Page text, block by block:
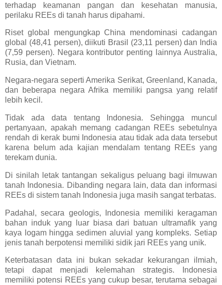
terhadap keamanan pangan dan kesehatan manusia,
perilaku REEs di tanah harus dipahami.
Riset global mengungkap China mendominasi cadangan
global (48,41 persen), diikuti Brasil (23,11 persen) dan India
(7,59 persen). Negara kontributor penting lainnya Australia,
Rusia, dan Vietnam.
Negara-negara seperti Amerika Serikat, Greenland, Kanada,
dan beberapa negara Afrika memiliki pangsa yang relatif
lebih kecil.
Tidak ada data tentang Indonesia. Sehingga muncul
pertanyaan, apakah memang cadangan REEs sebetulnya
rendah di kerak bumi Indonesia atau tidak ada data tersebut
karena belum ada kajian mendalam tentang REEs yang
terekam dunia.
Di sinilah letak tantangan sekaligus peluang bagi ilmuwan
tanah Indonesia. Dibanding negara lain, data dan informasi
REEs di sistem tanah Indonesia juga masih sangat terbatas.
Padahal, secara geologis, Indonesia memiliki keragaman
bahan induk yang luar biasa dari batuan ultramafik yang
kaya logam hingga sedimen aluvial yang kompleks. Setiap
jenis tanah berpotensi memiliki sidik jari REEs yang unik.
Keterbatasan data ini bukan sekadar kekurangan ilmiah,
tetapi dapat menjadi kelemahan strategis. Indonesia
memiliki potensi REEs yang cukup besar, terutama sebagai